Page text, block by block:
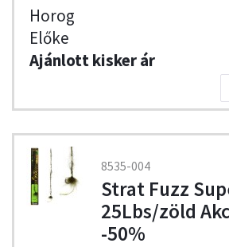
8535-004
Strat Fuzz
25Lbs/zöld
-50%